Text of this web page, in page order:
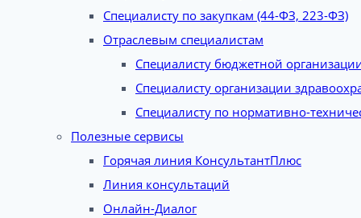
Специалисту по закупкам (44-ФЗ, 223-ФЗ)
Отраслевым специалистам
Специалисту бюджетной
Специалисту организации
Специалисту по нормативно-
Полезные сервисы
Горячая линия КонсультантПлюс
Линия консультаций
Онлайн-Диалог